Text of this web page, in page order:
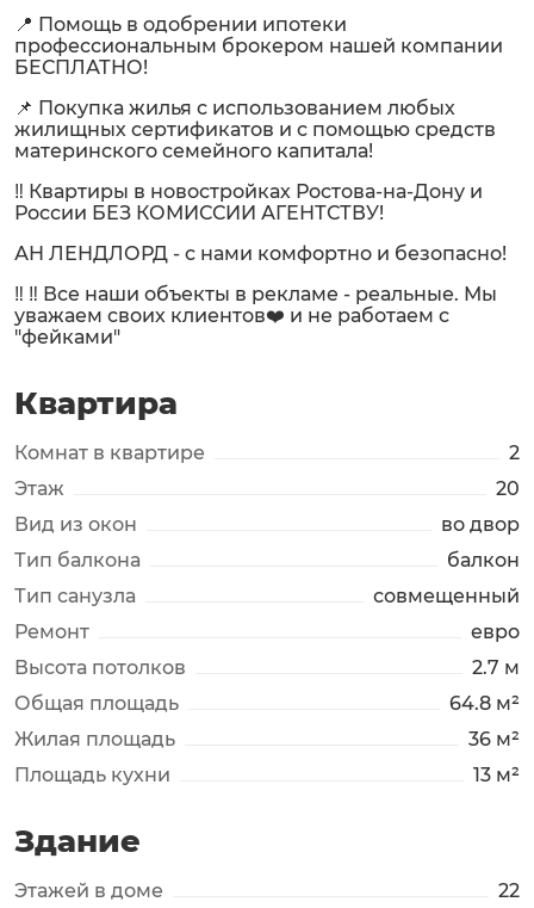
📍 Помощь в одобрении ипотеки
профессиональным брокером нашей компании
БЕСПЛАТНО!
📌 Покупка жилья с использованием любых
жилищных сертификатов и с помощью средств
материнского семейного капитала!
‼️ Квартиры в новостройках Ростова-на-Дону и
России БЕЗ КОМИССИИ АГЕНТСТВУ!
АН ЛЕНДЛОРД - с нами комфортно и безопасно!
‼️ ‼️ Все наши объекты в рекламе - реальные. Мы
уважаем своих клиентов❤️ и не работаем с
"фейками"
Квартира
Комнат в квартире
2
Этаж
20
Вид из окон
во двор
Тип балкона
балкон
Тип санузла
совмещенный
Ремонт
евро
Высота потолков
2.7 м
Общая площадь
64.8 м²
Жилая площадь
36 м²
Площадь кухни
13 м²
Здание
Этажей в доме 22